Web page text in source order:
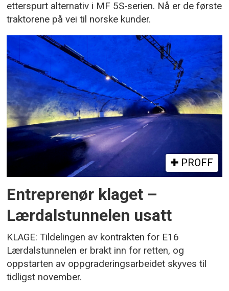
etterspurt alternativ i MF 5S-serien. Nå er de første
traktorene på vei til norske kunder.
PROFF
Entreprenør klaget –
Lærdalstunnelen usatt
KLAGE: Tildelingen av kontrakten for E16
Lærdalstunnelen er brakt inn for retten, og
oppstarten av oppgraderingsarbeidet skyves til
tidligst november.